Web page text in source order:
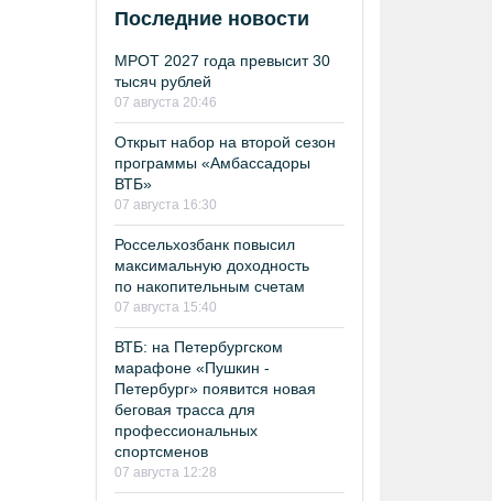
Последние новости
МРОТ 2027 года превысит 30
тысяч рублей
07 августа 20:46
Открыт набор на второй сезон
программы «Амбассадоры
ВТБ»
07 августа 16:30
Россельхозбанк повысил
максимальную доходность
по накопительным счетам
07 августа 15:40
ВТБ: на Петербургском
марафоне «Пушкин -
Петербург» появится новая
беговая трасса для
профессиональных
спортсменов
07 августа 12:28